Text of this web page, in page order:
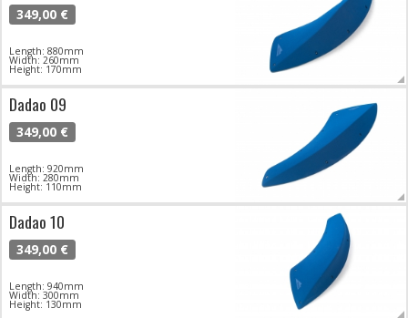
349,00 €
Length: 880mm
Width: 260mm
Height: 170mm
Dadao 09
349,00 €
Length: 920mm
Width: 280mm
Height: 110mm
Dadao 10
349,00 €
Length: 940mm
Width: 300mm
Height: 130mm